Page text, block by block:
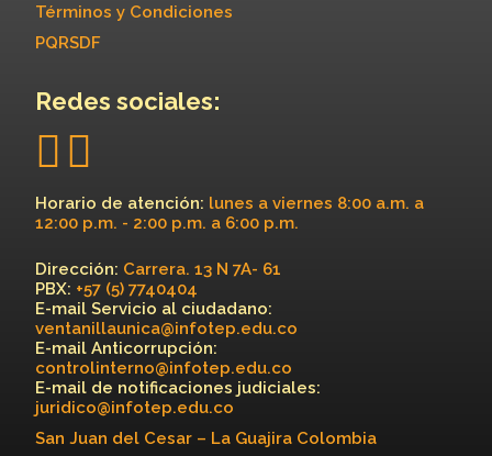
Términos y Condiciones
PQRSDF
Redes sociales:
Horario de atención: lunes a viernes 8:00 a.m. a
12:00 p.m. - 2:00 p.m. a 6:00 p.m.
Dirección: Carrera. 13 N 7A- 61
PBX: +57 (5) 7740404
E-mail Servicio al ciudadano:
ventanillaunica@infotep.edu.co
E-mail Anticorrupción:
controlinterno@infotep.edu.co
E-mail de notificaciones judiciales:
juridico@infotep.edu.co
San Juan del Cesar – La Guajira Colombia